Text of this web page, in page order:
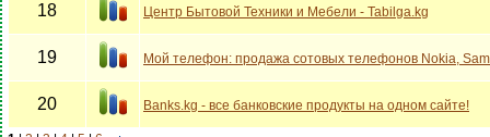
18 Центр Бытовой Техники и Мебели - Tabilga.kg
19 Мой телефон: продажа сотовых телефонов Nokia,
20 Banks.kg - все банковские продукты на одном сайте!